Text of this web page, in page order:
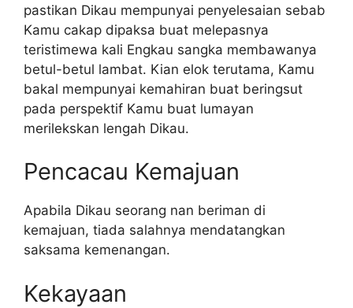
pastikan Dikau mempunyai penyelesaian sebab
Kamu cakap dipaksa buat melepasnya
teristimewa kali Engkau sangka membawanya
betul-betul lambat. Kian elok terutama, Kamu
bakal mempunyai kemahiran buat beringsut
pada perspektif Kamu buat lumayan
merilekskan lengah Dikau.
Pencacau Kemajuan
Apabila Dikau seorang nan beriman di
kemajuan, tiada salahnya mendatangkan
saksama kemenangan.
Kekayaan